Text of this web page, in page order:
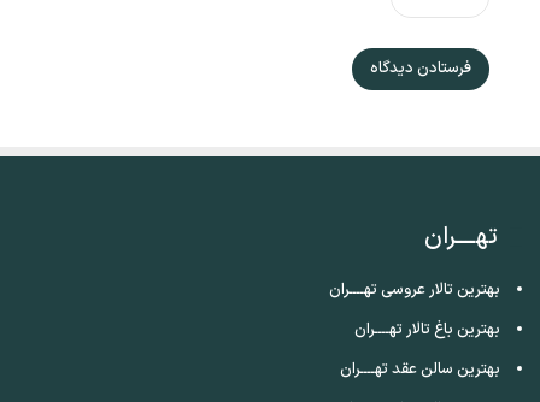
تهــــران
بهترین تالار عروسی تهــــران
بهترین باغ تالار تهــــران
بهترین سالن عقد تهــــران